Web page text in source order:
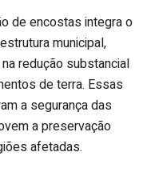
de encostas integra o
municipal,
redução substancial
de terra. Essas
a segurança das
a preservação
afetadas.